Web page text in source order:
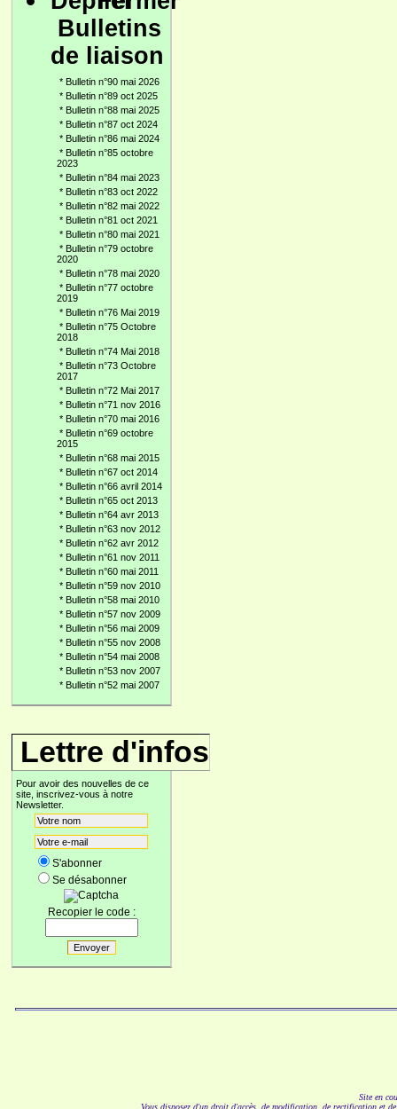
Bulletins
de liaison
* Bulletin n°90 mai 2026
* Bulletin n°89 oct 2025
* Bulletin n°88 mai 2025
* Bulletin n°87 oct 2024
* Bulletin n°86 mai 2024
* Bulletin n°85 octobre
2023
* Bulletin n°84 mai 2023
* Bulletin n°83 oct 2022
* Bulletin n°82 mai 2022
* Bulletin n°81 oct 2021
* Bulletin n°80 mai 2021
* Bulletin n°79 octobre
2020
* Bulletin n°78 mai 2020
* Bulletin n°77 octobre
2019
* Bulletin n°76 Mai 2019
* Bulletin n°75 Octobre
2018
* Bulletin n°74 Mai 2018
* Bulletin n°73 Octobre
2017
* Bulletin n°72 Mai 2017
* Bulletin n°71 nov 2016
* Bulletin n°70 mai 2016
* Bulletin n°69 octobre
2015
* Bulletin n°68 mai 2015
* Bulletin n°67 oct 2014
* Bulletin n°66 avril 2014
* Bulletin n°65 oct 2013
* Bulletin n°64 avr 2013
* Bulletin n°63 nov 2012
* Bulletin n°62 avr 2012
* Bulletin n°61 nov 2011
* Bulletin n°60 mai 2011
* Bulletin n°59 nov 2010
* Bulletin n°58 mai 2010
* Bulletin n°57 nov 2009
* Bulletin n°56 mai 2009
* Bulletin n°55 nov 2008
* Bulletin n°54 mai 2008
* Bulletin n°53 nov 2007
* Bulletin n°52 mai 2007
Lettre d'infos
Pour avoir des nouvelles de ce
site, inscrivez-vous à notre
Newsletter.
S'abonner
Se désabonner
Recopier le code :
Site en
Vous disposez d'un droit d'accès, de modification, de rectification et